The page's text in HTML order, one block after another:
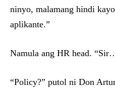
ninyo, malamang hindi
aplikante.”
Namula ang HR head.
“Policy?” putol ni Don